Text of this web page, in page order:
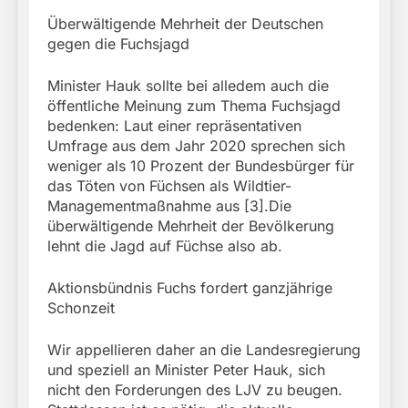
Überwältigende Mehrheit der Deutschen
gegen die Fuchsjagd
Minister Hauk sollte bei alledem auch die
öffentliche Meinung zum Thema Fuchsjagd
bedenken: Laut einer repräsentativen
Umfrage aus dem Jahr 2020 sprechen sich
weniger als 10 Prozent der Bundesbürger für
das Töten von Füchsen als Wildtier-
Managementmaßnahme aus [3].Die
überwältigende Mehrheit der Bevölkerung
lehnt die Jagd auf Füchse also ab.
Aktionsbündnis Fuchs fordert ganzjährige
Schonzeit
Wir appellieren daher an die Landesregierung
und speziell an Minister Peter Hauk, sich
nicht den Forderungen des LJV zu beugen.